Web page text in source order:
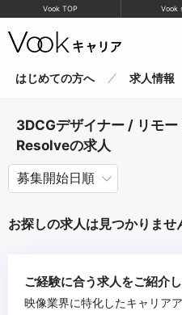
Vook TOP Vook
はじめての方へ 求人情報
3DCGデザイナー / リモ
Resolveの求人
お探しの求人は見つかりませ
ご経験に合う求人をご紹介し
映像業界に特化したキャリア